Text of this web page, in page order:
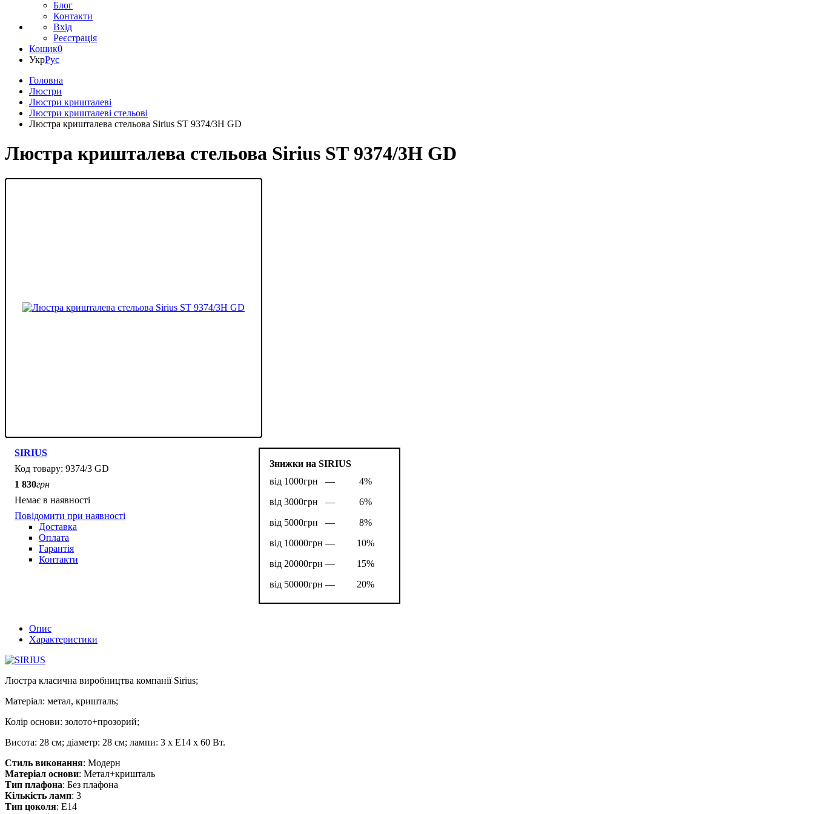
Блог
Контакти
Вхід
Реєстрація
Кошик0
УкрРус
Головна
Люстри
Люстри кришталеві
Люстри кришталеві стельові
Люстра кришталева стельова Sirius SТ 9374/3H GD
Люстра кришталева стельова Sirius SТ 9374/3H GD
Знижки на SIRIUS
від 1000грн —
4%
від 3000грн —
6%
від 5000грн —
8%
від 10000грн —
10%
від 20000грн —
15%
від 50000грн —
20%
SIRIUS
9374/3 GD
1 830грн
Немає в наявності
Повідомити при наявності
Доставка
Оплата
Гарантія
Контакти
Опис
Характеристики
Люстра класична виробництва компанії Sirius;
Матеріал: метал, кришталь;
Колір основи: золото+прозорий;
Висота: 28 см; діаметр: 28 см; лампи: 3 х Е14 х 60 Вт.
Стиль виконання: Модерн
Матеріал основи: Метал+кришталь
Тип плафона: Без плафона
Кількість ламп: 3
Тип цоколя: E14